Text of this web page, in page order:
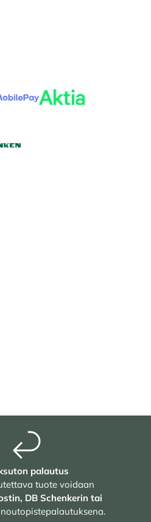
palautus
tuote voidaan
DB Schenkerin tai
noutopistepalautuksena.